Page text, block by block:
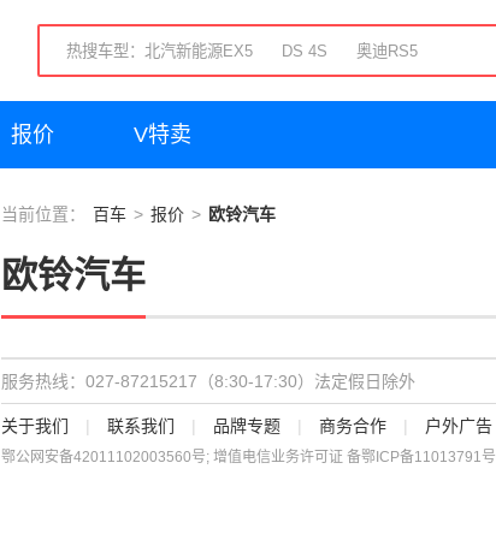
报价 V特卖
当前位置： 百车 报价 欧铃汽车
欧铃汽车
服务热线：027-87215217（8:30-17:30）法定假日除外
关于我们 | 联系我们 | 品牌专题 | 商务合作 | 户外广告
鄂公网安备42011102003560号; 增值电信业务许可证 备鄂ICP备11013791号